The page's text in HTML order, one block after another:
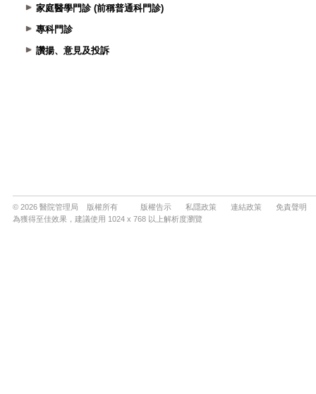
家庭醫學門診 (前稱普通科門診)
專科門診
讚揚、意見及投訴
© 2026 醫院管理局 版權所有 版權告示 私隱政策 連結政策
免責聲明
為獲得至佳效果，建議使用 1024 x 768 以上解析度瀏覽